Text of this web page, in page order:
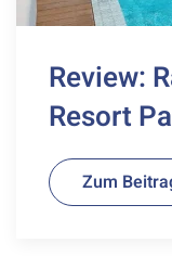
Review:
Resort
Zum